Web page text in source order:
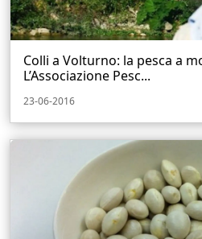
Colli a Volturno: la pesca a
L’Associazione Pesc...
23-06-2016